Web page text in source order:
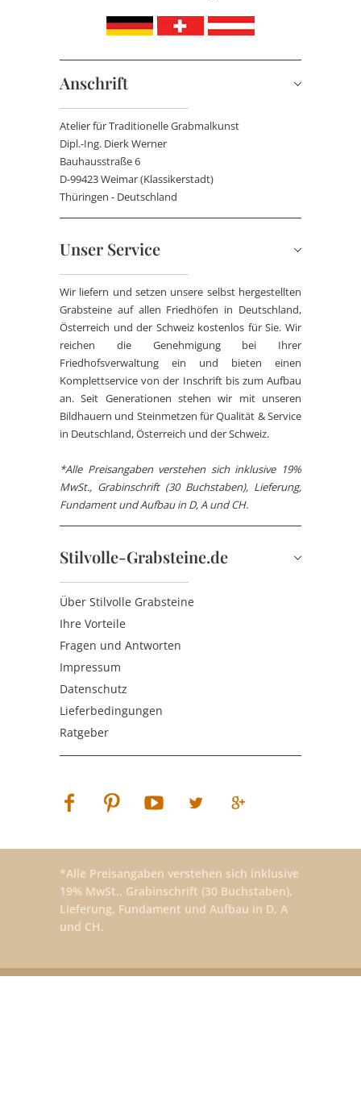
Anschrift
Atelier für Traditionelle Grabmalkunst
Dipl.-Ing. Dierk Werner
Bauhausstraße 6
D-99423 Weimar (Klassikerstadt)
Thüringen - Deutschland
Unser Service
Wir liefern und setzen unsere selbst hergestellten
Grabsteine auf allen Friedhöfen in Deutschland,
Österreich und der Schweiz kostenlos für Sie. Wir
reichen die Genehmigung bei Ihrer
Friedhofsverwaltung ein und bieten einen
Komplettservice von der Inschrift bis zum Aufbau
an. Seit Generationen stehen wir mit unseren
Bildhauern und Steinmetzen für Qualität & Service
in Deutschland, Österreich und der Schweiz.
*Alle Preisangaben verstehen sich inklusive 19%
MwSt., Grabinschrift (30 Buchstaben), Lieferung,
Fundament und Aufbau in D, A und CH.
Stilvolle-Grabsteine.de
Über Stilvolle Grabsteine
Ihre Vorteile
Fragen und Antworten
Impressum
Datenschutz
Lieferbedingungen
Ratgeber
*Alle Preisangaben verstehen sich inklusive
19% MwSt., Grabinschrift (30 Buchstaben),
Lieferung, Fundament und Aufbau in D, A
und CH.